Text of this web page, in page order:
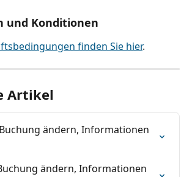
und Konditionen
finden Sie hier.
Artikel
ändern, Informationen
ändern, Informationen